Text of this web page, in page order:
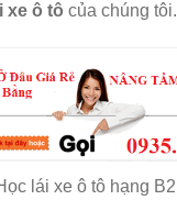
xe ô tô của chúng tôi.
lái xe ô tô hạng B2